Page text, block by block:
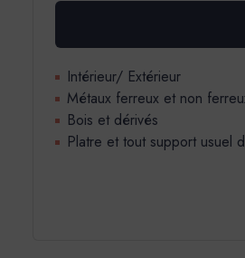
Intérieur/ Extérieur
Métaux ferreux et non
Bois et dérivés
Platre et tout support usuel